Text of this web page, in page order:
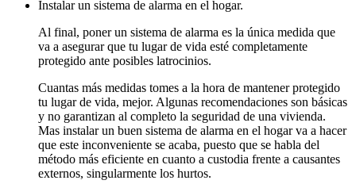
Instalar un sistema de alarma en el hogar.
Al final, poner un sistema de alarma es la única medida que
va a asegurar que tu lugar de vida esté completamente
protegido ante posibles latrocinios.
Cuantas más medidas tomes a la hora de mantener protegido
tu lugar de vida, mejor. Algunas recomendaciones son básicas
y no garantizan al completo la seguridad de una vivienda.
Mas instalar un buen sistema de alarma en el hogar va a hacer
que este inconveniente se acaba, puesto que se habla del
método más eficiente en cuanto a custodia frente a causantes
externos, singularmente los hurtos.